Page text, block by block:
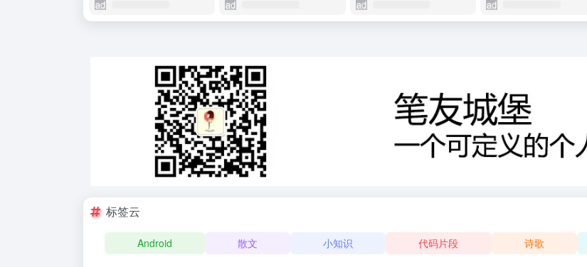
标签云
Android 散文 小知识 代码片段 诗歌